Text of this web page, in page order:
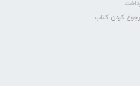
کردن کتاب